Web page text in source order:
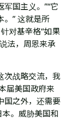
国主义。”“它
。” 这就是所
对基辛格“如果
法，周恩来承
次战略交流，我
届美国政府来
国之外，还需要
本。威胁美国和